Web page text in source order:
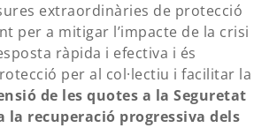
extraordinàries de protecció
per a mitigar l’impacte de la crisi
ràpida i efectiva i és
per al col·lectiu i facilitar la
de les quotes a la Seguretat
la recuperació progressiva dels